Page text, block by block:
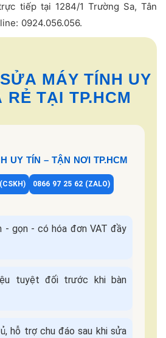
tiếp tại 1284/1 Trường Sa, Tân
0924.056.056.
MÁY TÍNH UY
RẺ TẠI TP.HCM
UY TÍN – TẬN NƠI TP.HCM
0866 97 25 62 (ZALO)
- gọn - có hóa đơn VAT đầy
tuyệt đối trước khi bàn
hỗ trợ chu đáo sau khi sửa